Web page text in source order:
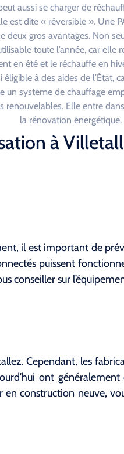
aussi se charger de
est dite « réversible ». Une
deux gros avantages. Non
toute l’année, car elle
en été et le réchauffe en
éligible à des aides de l’État,
un système de chauffage
renouvelables. Elle entre
la rénovation énergétique.
à
il est important de
puissent
conseiller sur
Cependant, les
ont
construction neuve,